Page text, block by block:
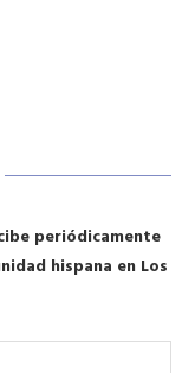
periódicamente
hispana en Los